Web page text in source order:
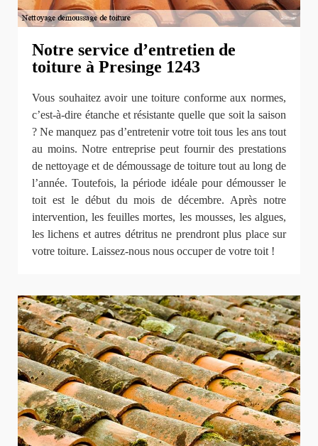
Notre service d’entretien de
toiture à Presinge 1243
Vous souhaitez avoir une toiture conforme aux normes,
c’est-à-dire étanche et résistante quelle que soit la saison
? Ne manquez pas d’entretenir votre toit tous les ans tout
au moins. Notre entreprise peut fournir des prestations
de nettoyage et de démoussage de toiture tout au long de
l’année. Toutefois, la période idéale pour démousser le
toit est le début du mois de décembre. Après notre
intervention, les feuilles mortes, les mousses, les algues,
les lichens et autres détritus ne prendront plus place sur
votre toiture. Laissez-nous nous occuper de votre toit !